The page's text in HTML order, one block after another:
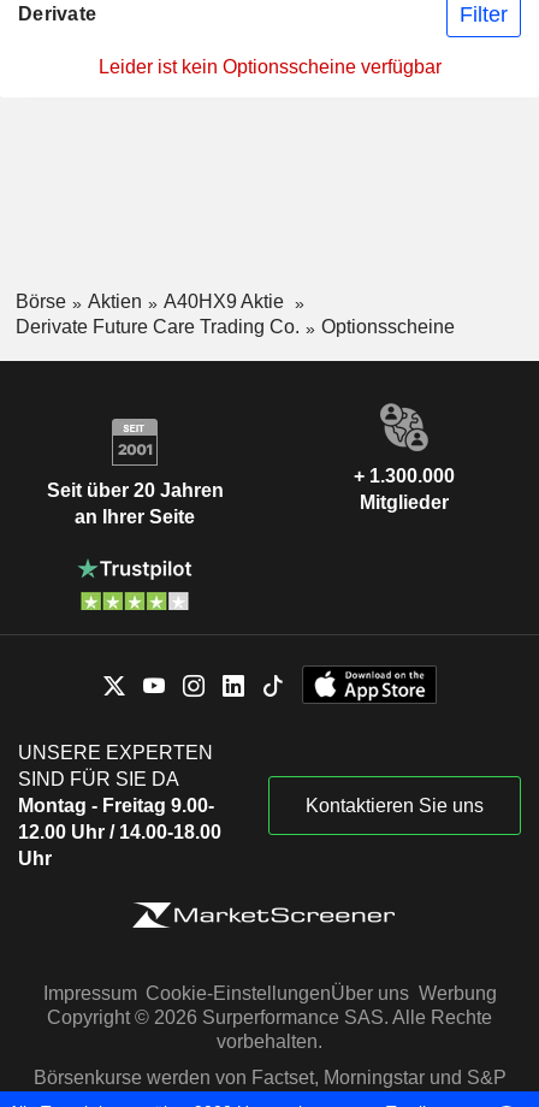
Derivate Filter
Leider ist kein Optionsscheine verfügbar
Börse Aktien
A40HX9 Aktie
Derivate Future Care Trading Co.
Optionsscheine
Seit über 20 Jahren
an Ihrer Seite
+ 1.300.000
Mitglieder
UNSERE EXPERTEN
SIND FÜR SIE DA
Montag - Freitag 9.00-
12.00 Uhr / 14.00-18.00
Uhr
Kontaktieren Sie uns
Impressum Cookie-EinstellungenÜber uns Werbung
Copyright © 2026 Surperformance SAS. Alle Rechte
vorbehalten.
Börsenkurse werden von Factset, Morningstar und S&P
Capital IQ zur Verfügung gestellt